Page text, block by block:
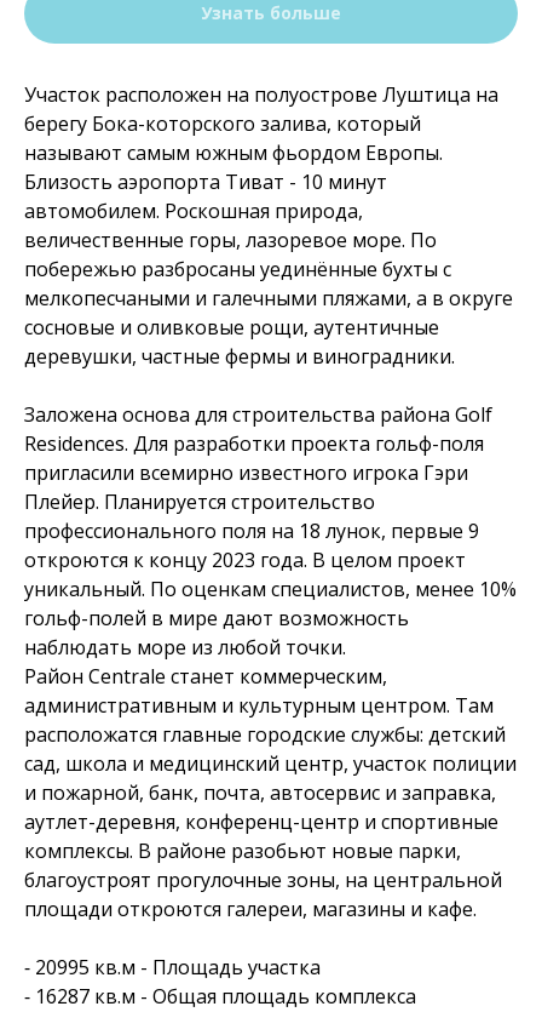
Узнать больше
Участок расположен на полуострове Луштица на
берегу Бока-которского залива, который
называют самым южным фьордом Европы.
Близость аэропорта Тиват - 10 минут
автомобилем. Роскошная природа,
величественные горы, лазоревое море. По
побережью разбросаны уединённые бухты с
мелкопесчаными и галечными пляжами, а в округе
сосновые и оливковые рощи, аутентичные
деревушки, частные фермы и виноградники.
Заложена основа для строительства района Golf
Residences. Для разработки проекта гольф-поля
пригласили всемирно известного игрока Гэри
Плейер. Планируется строительство
профессионального поля на 18 лунок, первые 9
откроются к концу 2023 года. В целом проект
уникальный. По оценкам специалистов, менее 10%
гольф-полей в мире дают возможность
наблюдать море из любой точки.
Район Centrale станет коммерческим,
административным и культурным центром. Там
расположатся главные городские службы: детский
сад, школа и медицинский центр, участок полиции
и пожарной, банк, почта, автосервис и заправка,
аутлет-деревня, конференц-центр и спортивные
комплексы. В районе разобьют новые парки,
благоустроят прогулочные зоны, на центральной
площади откроются галереи, магазины и кафе.
⁃ 20995 кв.м - Площадь участка
⁃ 16287 кв.м - Общая площадь комплекса